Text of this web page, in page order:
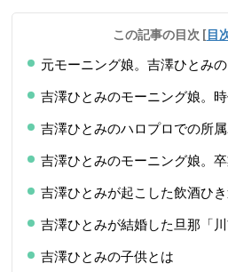
この記事の目次 [目
元モーニング娘。吉澤ひとみ
吉澤ひとみのモーニング娘。
吉澤ひとみのハロプロでの所
吉澤ひとみのモーニング娘。
吉澤ひとみが起こした飲酒ひ
吉澤ひとみが結婚した旦那「
吉澤ひとみの子供とは